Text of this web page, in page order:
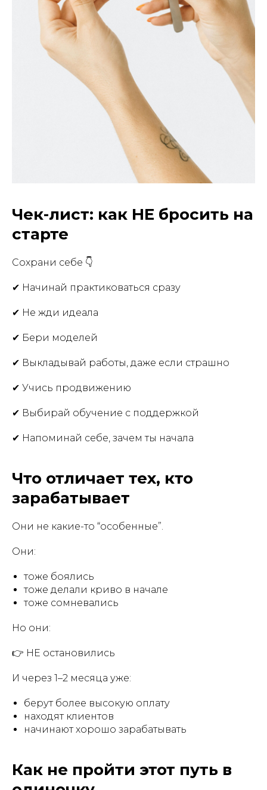
Чек-лист: как НЕ бросить на
старте
Сохрани себе 👇
✔ Начинай практиковаться сразу
✔ Не жди идеала
✔ Бери моделей
✔ Выкладывай работы, даже если страшно
✔ Учись продвижению
✔ Выбирай обучение с поддержкой
✔ Напоминай себе, зачем ты начала
Что отличает тех, кто
зарабатывает
Они не какие-то “особенные”.
Они:
тоже боялись
тоже делали криво в начале
тоже сомневались
Но они:
👉 НЕ остановились
И через 1–2 месяца уже:
берут более высокую оплату
находят клиентов
начинают хорошо зарабатывать
Как не пройти этот путь в